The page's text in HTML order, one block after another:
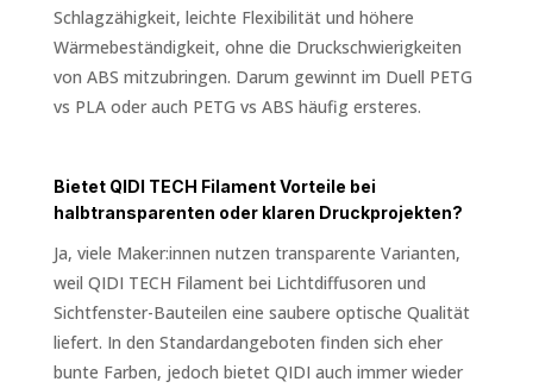
Schlagzähigkeit, leichte Flexibilität und höhere
Wärmebeständigkeit, ohne die Druckschwierigkeiten
von ABS mitzubringen. Darum gewinnt im Duell PETG
vs PLA oder auch PETG vs ABS häufig ersteres.
Bietet QIDI TECH Filament Vorteile bei
halbtransparenten oder klaren Druckprojekten?
Ja, viele Maker:innen nutzen transparente Varianten,
weil QIDI TECH Filament bei Lichtdiffusoren und
Sichtfenster-Bauteilen eine saubere optische Qualität
liefert. In den Standardangeboten finden sich eher
bunte Farben, jedoch bietet QIDI auch immer wieder